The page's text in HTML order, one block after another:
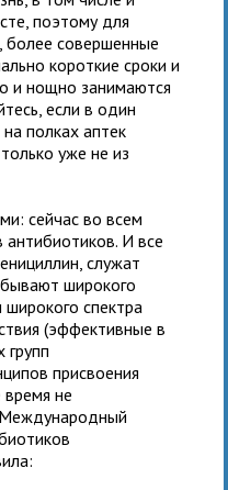
поэтому для
совершенные
короткие сроки и
и нощно занимаются
если в один
полках аптек
уже не из
сейчас во всем
И все
служат
широкого
спектра
(эффективные в
присвоения
не